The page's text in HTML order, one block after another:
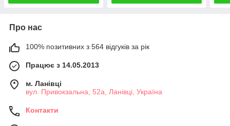
Про нас
100% позитивних з 564 відгуків за рік
Працює з 14.05.2013
м. Ланівці
вул. Привокзальна, 52а, Ланівці, Україна
Контакти